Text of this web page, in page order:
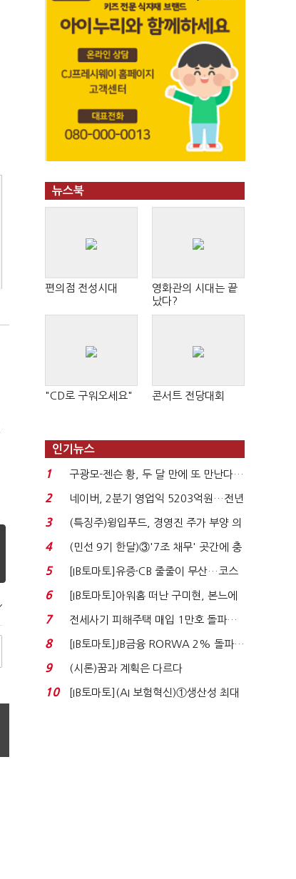
뉴스북
편의점 전성시대
영화관의 시대는 끝
났다?
"CD로 구워오세요" 콘서트 전당대회
인기뉴스
1
구광모-젠슨 황, 두 달 만에 또 만난다…
로봇·AI 등 논...
2
네이버, 2분기 영업익 5203억원…전년
비 0.2% 감소...
3
(특징주)윙입푸드, 경영진 주가 부양 의
지에 상한가...
4
(민선 9기 한달)③'7조 채무' 곳간에 충
격…추미애, 20년...
5
[IB토마토]유증·CB 줄줄이 무산…코스
닥 벌점 급증에 ...
6
[IB토마토]아워홈 떠난 구미현, 본느에
340억 베팅…가...
7
전세사기 피해주택 매입 1만호 돌파…
누적 피해자 4만2...
8
[IB토마토]JB금융 RORWA 2% 돌파…
실적 견인은 은행 ...
9 (시론)꿈과 계획은 다르다
10
[IB토마토](AI 보험혁신)①생산성 최대